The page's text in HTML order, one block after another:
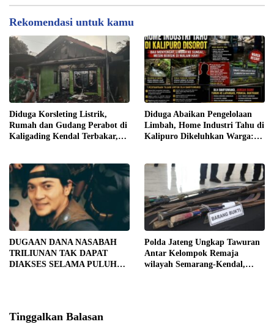
DIBORONGKAN KE PIHAK
Rekomendasi untuk kamu
Diduga Korsleting Listrik,
Rumah dan Gudang Perabot di
Kaligading Kendal Terbakar,
Diduga Abaikan Pengelolaan
Limbah, Home Industri Tahu di
Kalipuro Dikeluhkan Warga:
DUGAAN DANA NASABAH
TRILIUNAN TAK DAPAT
DIAKSES SELAMA PULUHAN
MENYELURUH
Polda Jateng Ungkap Tawuran
Antar Kelompok Remaja
wilayah Semarang-Kendal,
Tinggalkan Balasan